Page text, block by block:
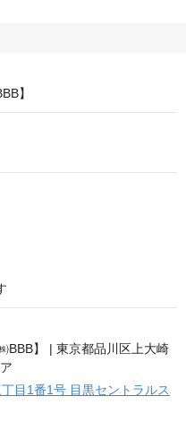
】
目1番1号 目黒セントラルス